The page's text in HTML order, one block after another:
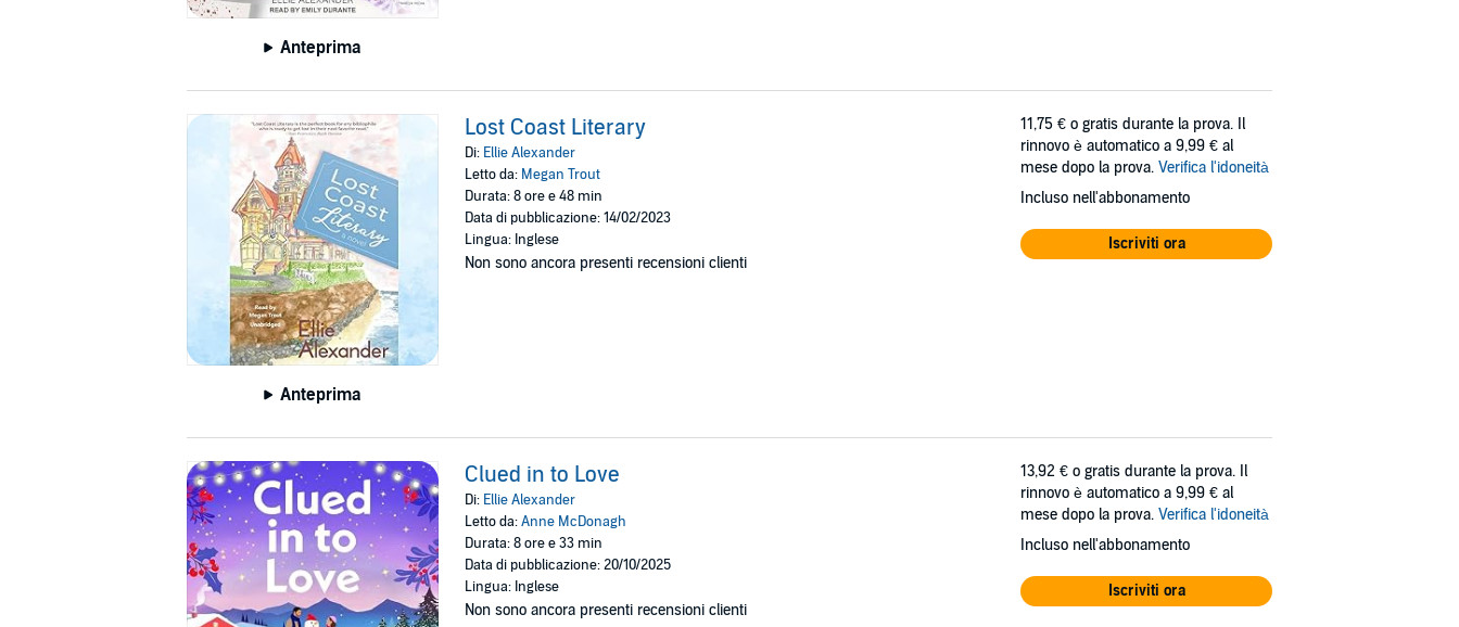
Anteprima
Anteprima
Lost Coast Literary
Di: Ellie Alexander
Letto da: Megan Trout
Durata: 8 ore e 48 min
Data di pubblicazione: 14/02/2023
Lingua: Inglese
Non sono ancora presenti recensioni clienti
11,75 € o gratis durante la prova. Il
rinnovo è automatico a 9,99 € al
mese dopo la prova. Verifica l'idoneità
Incluso nell'abbonamento
Iscriviti ora
Clued in to Love
Di: Ellie Alexander
Letto da:Anne McDonagh
Durata: 8 ore e 33 min
Data di pubblicazione: 20/10/2025
Lingua: Inglese
Non sono ancora presenti recensioni clienti
13,92 € o gratis durante la prova. Il
rinnovo è automatico a 9,99 € al
mese dopo la prova. Verifica l'idoneità
Incluso nell'abbonamento
Iscriviti ora